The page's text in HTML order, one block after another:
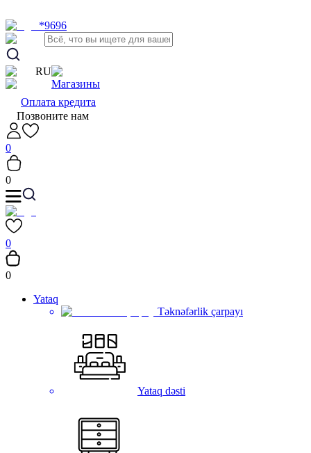
*9696
RU
Магазины
Оплата кредита
Позвоните нам
0
0
0
0
Yataq
Təknəfərlik çarpayı
Yataq dəsti